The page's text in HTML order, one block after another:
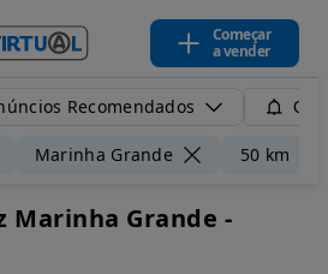
Começar
a vender
Recomendados
Marinha Grande 50 km
Marinha Grande -